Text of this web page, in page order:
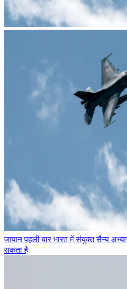
जापान पहली बार भारत में संयुक्त सैन्य
सकता है